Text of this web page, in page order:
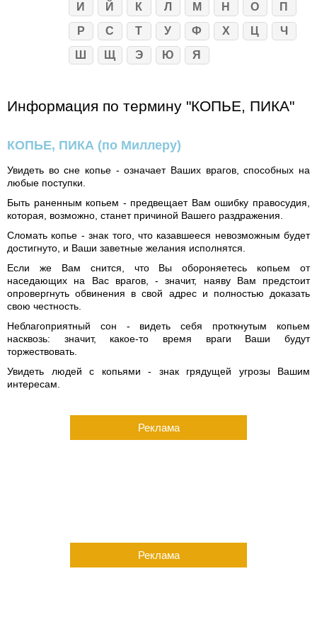
И
Й К Л М Н О
П
Р
С Т У Ф Х Ц
Ч
Ш
Щ Э Ю Я
Информация по термину "КОПЬЕ, ПИКА"
КОПЬЕ, ПИКА (по Миллеру)
Увидеть во сне копье - означает Ваших врагов, способных на
любые поступки.
Быть раненным копьем - предвещает Вам ошибку правосудия,
которая, возможно, станет причиной Вашего раздражения.
Сломать копье - знак того, что казавшееся невозможным будет
достигнуто, и Ваши заветные желания исполнятся.
Если же Вам снится, что Вы обороняетесь копьем от
наседающих на Вас врагов, - значит, наяву Вам предстоит
опровергнуть обвинения в свой адрес и полностью доказать
свою честность.
Неблагоприятный сон - видеть себя проткнутым копьем
насквозь: значит, какое-то время враги Ваши будут
торжествовать.
Увидеть людей с копьями - знак грядущей угрозы Вашим
интересам.
Реклама
Реклама